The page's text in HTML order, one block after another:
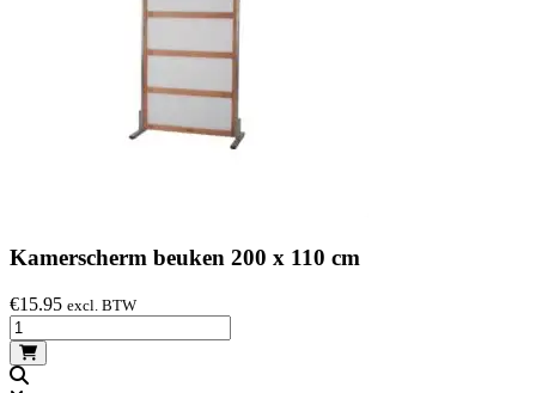
Kamerscherm beuken 200 x 110 cm
€15.95 excl. BTW